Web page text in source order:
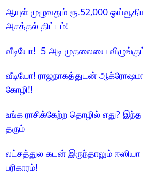
ஆயுள் முழுவதும் ரூ.52,000
அசத்தல் திட்டம்!
வீடியோ! 5 அடி முதலையை
வீடியோ! ராஜநாகத்துடன்
கோழி!!
உங்க ராசிக்கேற்ற தொழில் எது?
தரும்
லட்சத்துல கடன் இருந்தாலும் ஈஸியா
பரிகாரம்!